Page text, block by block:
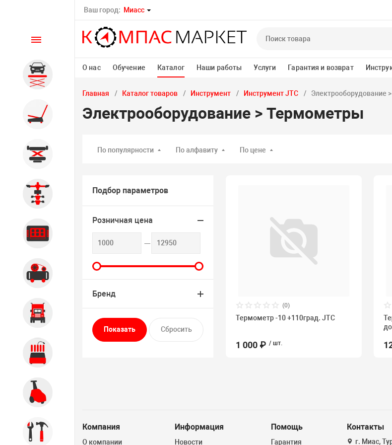
Ваш город: Миасс
О нас Обучение Каталог Наши работы Услуги Гарантия и возврат
Каталог
Автомобильные подъемники
Шиномонтажное
оборудование
Общегаражное
Стенды сход-развал
Диагностика
Компрессорное оборудование
Инструмент
Главная Каталог товаров Инструмент Инструмент JTC Электрооборудование
Электрооборудование > Термометры
По популярности По алфавиту По цене
Подбор параметров
Розничная цена
Бренд
(0)
Термометр -10 +110град. JTC
1 000 ₽ / шт.
Компания
О компании
Информация
Новости
Помощь
Гарантия
Контакты
г. Миас,